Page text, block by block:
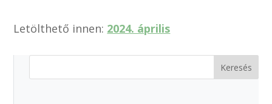
Letölthető innen: 2024. április